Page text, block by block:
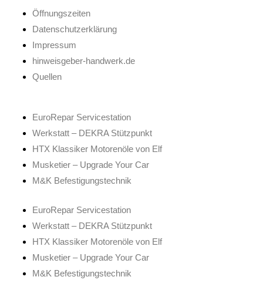
Öffnungszeiten
Datenschutzerklärung
Impressum
hinweisgeber-handwerk.de
Quellen
EuroRepar Servicestation
Werkstatt – DEKRA Stützpunkt
HTX Klassiker Motorenöle von Elf
Musketier – Upgrade Your Car
M&K Befestigungstechnik
EuroRepar Servicestation
Werkstatt – DEKRA Stützpunkt
HTX Klassiker Motorenöle von Elf
Musketier – Upgrade Your Car
M&K Befestigungstechnik